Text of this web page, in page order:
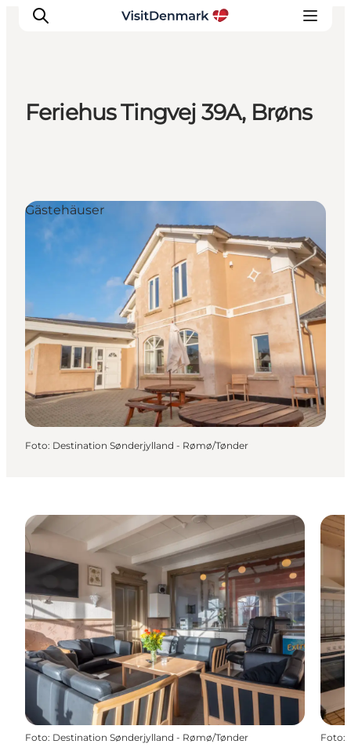
Unterkünfte
Reiseplanung
Feriehus Tingvej 39A, Brøns
Gästehäuser
Foto: Destination Sønderjylland - Rømø/Tønder
Foto: Destination Sønderjylland - Rømø/Tønder Foto: